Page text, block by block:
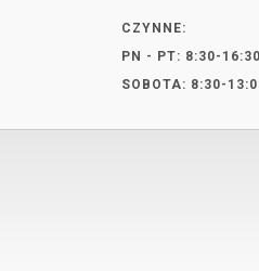
CZYNNE:
PN - PT: 8:30-16:30
SOBOTA: 8:30-